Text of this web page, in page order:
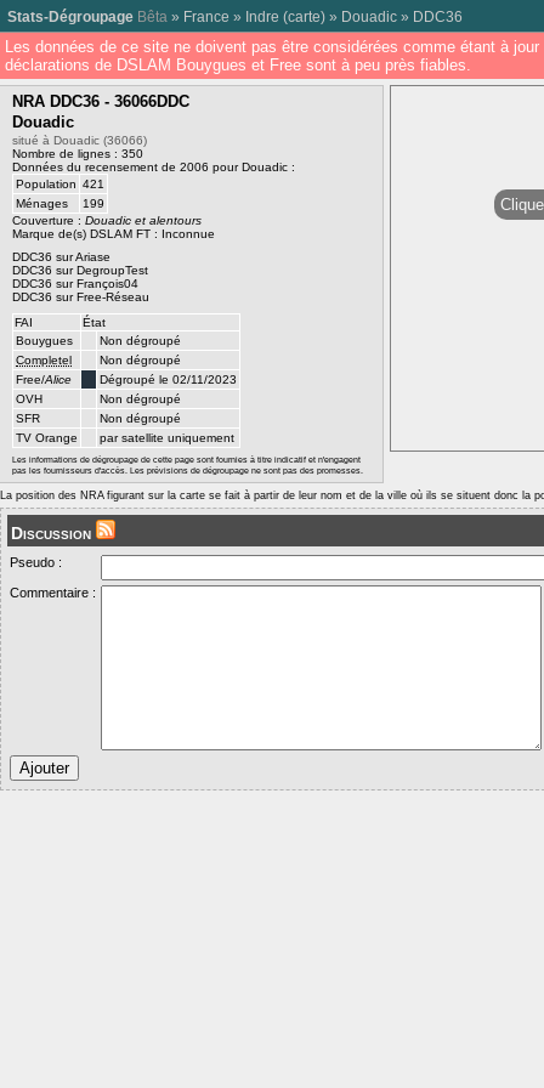
Stats-Dégroupage Bêta » France » Indre (carte) » Douadic » DDC36
Les données de ce site ne doivent pas être considérées comme étant à
déclarations de DSLAM Bouygues et Free sont à peu près fiables.
NRA DDC36 - 36066DDC
Douadic
situé à Douadic (36066)
Nombre de lignes : 350
Données du recensement de 2006 pour Douadic :
Population 421
Ménages
199
Couverture : Douadic et alentours
Marque de(s) DSLAM FT : Inconnue
DDC36 sur Ariase
DDC36 sur DegroupTest
DDC36 sur François04
DDC36 sur Free-Réseau
FAI
État
Bouygues
Non dégroupé
Completel
Non dégroupé
Free/Alice
Dégroupé le 02/11/2023
OVH
Non dégroupé
SFR
Non dégroupé
TV Orange
par satellite uniquement
Les informations de dégroupage de cette page sont fournies à titre indicatif et n'engagent
pas les fournisseurs d'accès. Les prévisions de dégroupage ne sont pas des promesses.
La position des NRA figurant sur la carte se fait à partir de leur nom et de la ville où ils se situent donc la
Discussion
Pseudo :
Commentaire :